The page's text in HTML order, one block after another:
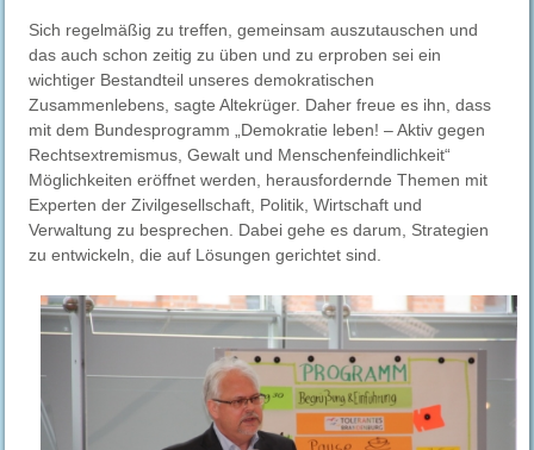
Sich regelmäßig zu treffen, gemeinsam auszutauschen und
das auch schon zeitig zu üben und zu erproben sei ein
wichtiger Bestandteil unseres demokratischen
Zusammenlebens, sagte Altekrüger. Daher freue es ihn, dass
mit dem Bundesprogramm „Demokratie leben! – Aktiv gegen
Rechtsextremismus, Gewalt und Menschenfeindlichkeit“
Möglichkeiten eröffnet werden, herausfordernde Themen mit
Experten der Zivilgesellschaft, Politik, Wirtschaft und
Verwaltung zu besprechen. Dabei gehe es darum, Strategien
zu entwickeln, die auf Lösungen gerichtet sind.